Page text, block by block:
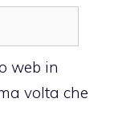
web in
volta che